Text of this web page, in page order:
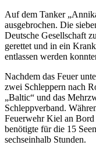
Auf dem Tanker
ausgebrochen. Die
Deutsche Gesellschaft
gerettet und in ein
entlassen werden
Nachdem das Feuer
zwei Schleppern nach
„Baltic“ und das
Schleppverband.
Feuerwehr Kiel an Bord
benötigte für die 15
sechseinhalb Stunden.